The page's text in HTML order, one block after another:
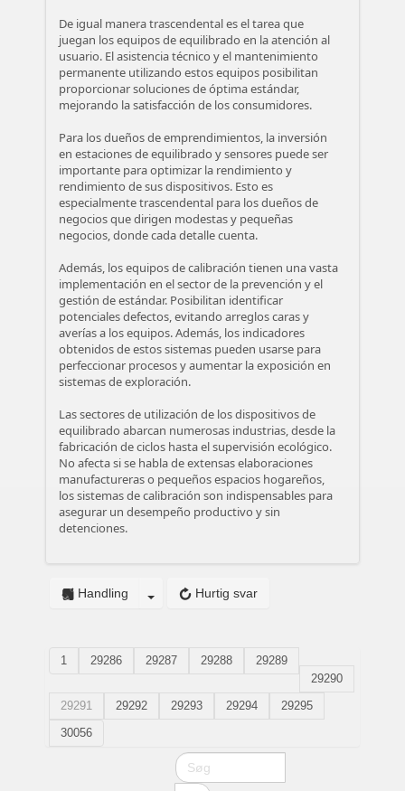
De igual manera trascendental es el tarea que
juegan los equipos de equilibrado en la atención al
usuario. El asistencia técnico y el mantenimiento
permanente utilizando estos equipos posibilitan
proporcionar soluciones de óptima estándar,
mejorando la satisfacción de los consumidores.
Para los dueños de emprendimientos, la inversión
en estaciones de equilibrado y sensores puede ser
importante para optimizar la rendimiento y
rendimiento de sus dispositivos. Esto es
especialmente trascendental para los dueños de
negocios que dirigen modestas y pequeñas
negocios, donde cada detalle cuenta.
Además, los equipos de calibración tienen una vasta
implementación en el sector de la prevención y el
gestión de estándar. Posibilitan identificar
potenciales defectos, evitando arreglos caras y
averías a los equipos. Además, los indicadores
obtenidos de estos sistemas pueden usarse para
perfeccionar procesos y aumentar la exposición en
sistemas de exploración.
Las sectores de utilización de los dispositivos de
equilibrado abarcan numerosas industrias, desde la
fabricación de ciclos hasta el supervisión ecológico.
No afecta si se habla de extensas elaboraciones
manufactureras o pequeños espacios hogareños,
los sistemas de calibración son indispensables para
asegurar un desempeño productivo y sin
detenciones.
Hurtig svar
Handling
1 29286 29287 29288
29289
29290
29291
29292 29293 29294
29295
30056